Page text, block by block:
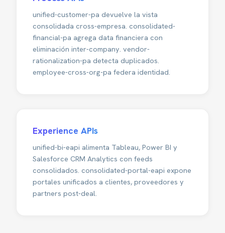
unified-customer-pa devuelve la vista
consolidada cross-empresa. consolidated-
financial-pa agrega data financiera con
eliminación inter-company. vendor-
rationalization-pa detecta duplicados.
employee-cross-org-pa federa identidad.
Experience APIs
unified-bi-eapi alimenta Tableau, Power BI y
Salesforce CRM Analytics con feeds
consolidados. consolidated-portal-eapi expone
portales unificados a clientes, proveedores y
partners post-deal.